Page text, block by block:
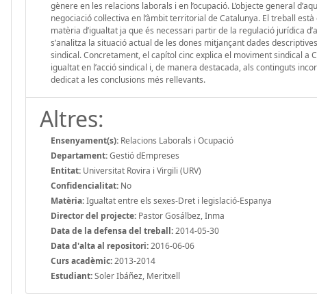
gènere en les relacions laborals i en l’ocupació. L’objecte general
negociació col·lectiva en l’àmbit territorial de Catalunya. El treball
matèria d’igualtat ja que és necessari partir de la regulació jurídica
s’analitza la situació actual de les dones mitjançant dades
sindical. Concretament, el capítol cinc explica el moviment sindical a
igualtat en l’acció sindical i, de manera destacada, als continguts
dedicat a les conclusions més rellevants.
Altres:
Ensenyament(s): Relacions Laborals i Ocupació
Departament:Gestió dEmpreses
Entitat: Universitat Rovira i Virgili (URV)
Confidencialitat: No
Matèria:Igualtat entre els sexes-Dret i legislació-Espanya
Director del projecte: Pastor Gosálbez, Inma
Data de la defensa del treball:2014-05-30
Data d'alta al repositori:2016-06-06
Curs acadèmic:2013-2014
Estudiant:Soler Ibáñez, Meritxell